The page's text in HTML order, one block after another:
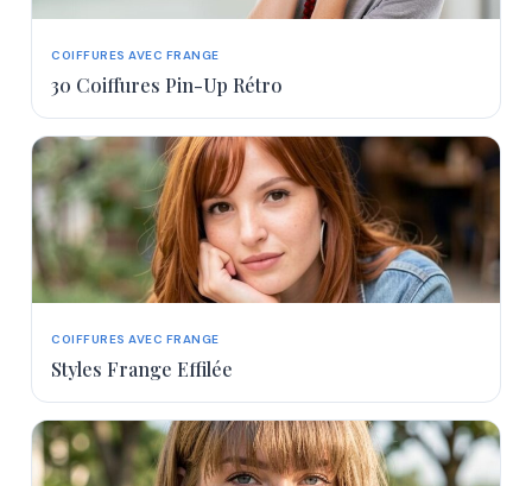
COIFFURES AVEC FRANGE
30 Coiffures Pin-Up Rétro
COIFFURES AVEC FRANGE
Styles Frange Effilée